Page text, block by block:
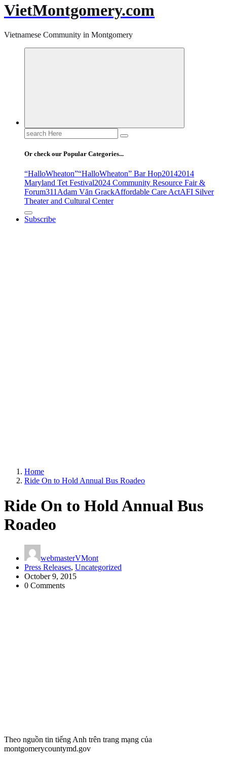
VietMontgomery.com
Vietnamese Community in Montgomery
Search
for:
Or check our Popular Categories...
“HalloWheaton”“HalloWheaton” Bar Hop20142014
Maryland Tet Festival2024 Community Resource Fair &
Forum311Adam Văn GrackAffordable Care ActAFI Silver
Theater and Cultural Center
Subscribe
Home
Ride On to Hold Annual Bus Roadeo
Ride On to Hold Annual Bus
Roadeo
webmasterVMont
Press Releases, Uncategorized
October 9, 2015
0 Comments
Theo nguồn tin tiếng Anh trên trang mạng của
montgomerycountymd.gov